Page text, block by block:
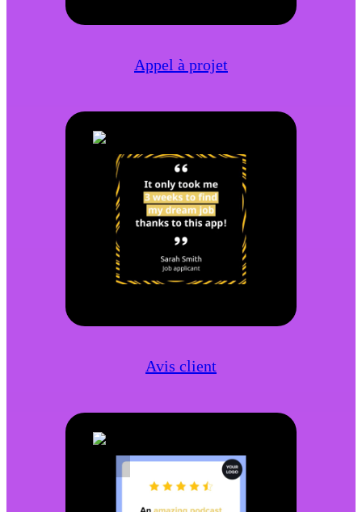
Appel à projet
Avis client